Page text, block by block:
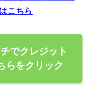
こちら
でクレジット
らをクリック